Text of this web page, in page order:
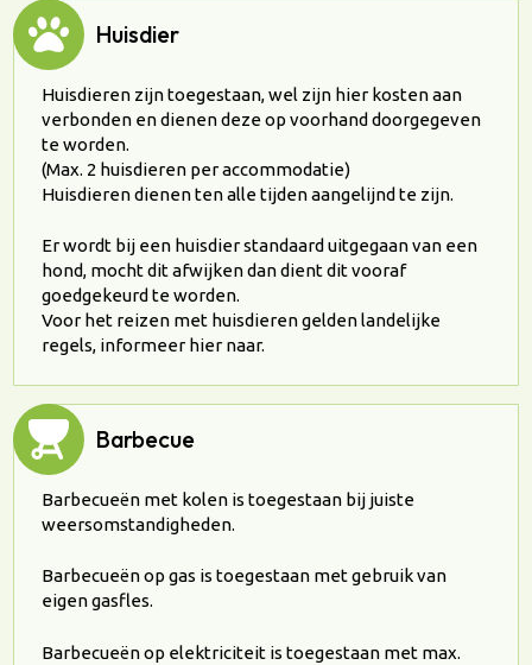
Huisdier
Huisdieren zijn toegestaan, wel zijn hier kosten aan
verbonden en dienen deze op voorhand doorgegeven
te worden.
(Max. 2 huisdieren per accommodatie)
Huisdieren dienen ten alle tijden aangelijnd te zijn.
Er wordt bij een huisdier standaard uitgegaan van een
hond, mocht dit afwijken dan dient dit vooraf
goedgekeurd te worden.
Voor het reizen met huisdieren gelden landelijke
regels, informeer hier naar.
Barbecue
Barbecueën met kolen is toegestaan bij juiste
weersomstandigheden.
Barbecueën op gas is toegestaan met gebruik van
eigen gasfles.
Barbecueën op elektriciteit is toegestaan met max.